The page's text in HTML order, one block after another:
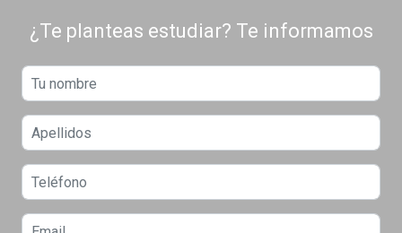
¿Te planteas estudiar? Te informamos